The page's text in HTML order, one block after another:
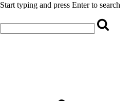
Start typing and press Enter to search